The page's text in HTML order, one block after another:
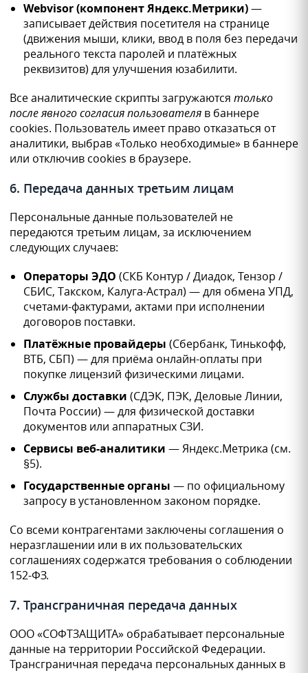
Webvisor (компонент Яндекс.Метрики)—
записывает действия посетителя на странице
(движения мыши, клики, ввод в поля без передачи
реального текста паролей и платёжных
реквизитов) для улучшения юзабилити.
Все аналитические скрипты загружаются только
после явного согласия пользователя в баннере
cookies. Пользователь имеет право отказаться от
аналитики, выбрав «Только необходимые» в баннере
или отключив cookies в браузере.
6. Передача данных третьим лицам
Персональные данные пользователей не
передаются третьим лицам, за исключением
следующих случаев:
Операторы ЭДО (СКБ Контур / Диадок, Тензор /
СБИС, Такском, Калуга-Астрал) — для обмена УПД,
счетами-фактурами, актами при исполнении
договоров поставки.
Платёжные провайдеры (Сбербанк, Тинькофф,
ВТБ, СБП) — для приёма онлайн-оплаты при
покупке лицензий физическими лицами.
Службы доставки (СДЭК, ПЭК, Деловые Линии,
Почта России) — для физической доставки
документов или аппаратных СЗИ.
Сервисы веб-аналитики — Яндекс.Метрика (см.
§5).
Государственные органы — по официальному
запросу в установленном законом порядке.
Со всеми контрагентами заключены соглашения о
неразглашении или в их пользовательских
соглашениях содержатся требования о соблюдении
152-ФЗ.
7. Трансграничная передача данных
ООО «СОФТЗАЩИТА» обрабатывает персональные
данные на территории Российской Федерации.
Трансграничная передача персональных данных в